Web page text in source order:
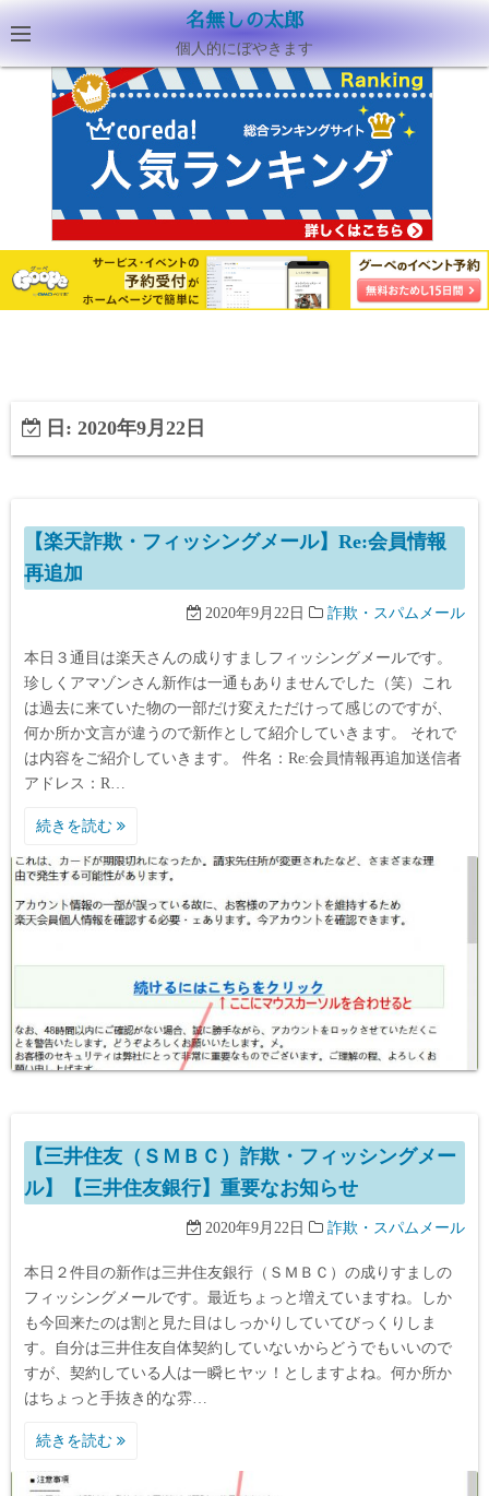
名無しの太郎
個人的にぼやきます
日: 2020年9月22日
【楽天詐欺・フィッシングメール】Re:会員情報
再追加
2020年9月22日 詐欺・スパムメール
本日３通目は楽天さんの成りすましフィッシングメールです。
珍しくアマゾンさん新作は一通もありませんでした（笑）これ
は過去に来ていた物の一部だけ変えただけって感じのですが、
何か所か文言が違うので新作として紹介していきます。 それで
は内容をご紹介していきます。 件名：Re:会員情報再追加送信者
アドレス：R…
続きを読む
【三井住友（ＳＭＢＣ）詐欺・フィッシングメー
ル】【三井住友銀行】重要なお知らせ
2020年9月22日 詐欺・スパムメール
本日２件目の新作は三井住友銀行（ＳＭＢＣ）の成りすましの
フィッシングメールです。最近ちょっと増えていますね。しか
も今回来たのは割と見た目はしっかりしていてびっくりしま
す。自分は三井住友自体契約していないからどうでもいいので
すが、契約している人は一瞬ヒヤッ！としますよね。何か所か
はちょっと手抜き的な雰…
続きを読む